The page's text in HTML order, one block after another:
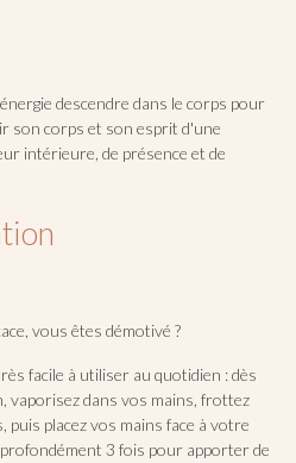
descendre dans le corps pour
son corps et son esprit d'une
intérieure, de présence et de
vous êtes démotivé ?
facile à utiliser au quotidien : dès
vaporisez dans vos mains, frottez
puis placez vos mains face à votre
3 fois pour apporter de